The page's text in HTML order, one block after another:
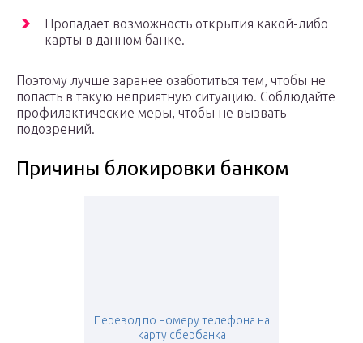
Пропадает возможность открытия какой-либо
карты в данном банке.
Поэтому лучше заранее озаботиться тем, чтобы не
попасть в такую неприятную ситуацию. Соблюдайте
профилактические меры, чтобы не вызвать
подозрений.
Причины блокировки банком
Перевод по номеру телефона на
карту сбербанка